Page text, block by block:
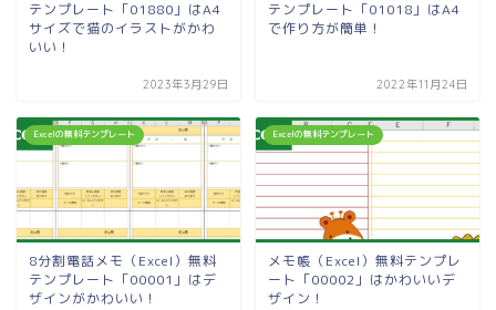
テンプレート「01880」はA4
サイズで猫のイラストがかわ
いい！
2023年3月29日
テンプレート「01018」はA4
で作り方が簡単！
2022年11月24日
Excelの無料テンプレート
8分割電話メモ（Excel）無料
テンプレート「00001」はデ
ザインがかわいい！
Excelの無料テンプレート
メモ帳（Excel）無料テンプレ
ート「00002」はかわいいデ
ザイン！